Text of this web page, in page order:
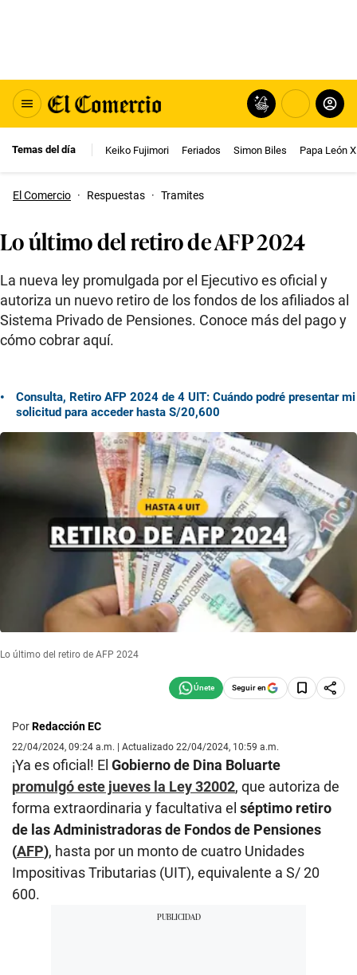
Temas del día Keiko Fujimori Feriados Simon Biles Papa León
El Comercio · Respuestas · Tramites
Lo último del retiro de AFP 2024
La nueva ley promulgada por el Ejecutivo es oficial y
autoriza un nuevo retiro de los fondos de los afiliados al
Sistema Privado de Pensiones. Conoce más del pago y
cómo cobrar aquí.
Consulta, Retiro AFP 2024 de 4 UIT: Cuándo podré presentar mi
solicitud para acceder hasta S/20,600
Lo último del retiro de AFP 2024
Seguir en
PorRedacción EC
22/04/2024, 09:24 a.m. | Actualizado 22/04/2024, 10:59 a.m.
¡Ya es oficial! El Gobierno de Dina Boluarte
promulgó este jueves la Ley 32002, que autoriza de
forma extraordinaria y facultativa el séptimo retiro
de las Administradoras de Fondos de Pensiones
(AFP), hasta por un monto de cuatro Unidades
Impositivas Tributarias (UIT), equivalente a S/ 20
600.